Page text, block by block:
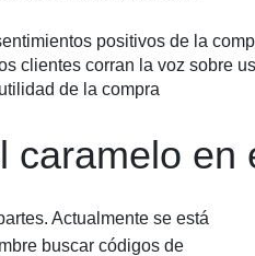
positivos de la
clientes corran la voz sobre
de la compra
caramelo en
Actualmente se está
buscar códigos de